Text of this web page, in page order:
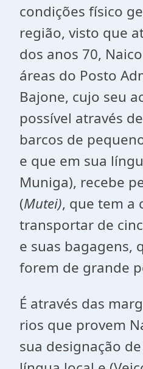
condições físico
região, visto que
dos anos 70,
áreas do Posto
Bajone, cujo seu
possível através
barcos de
e que em sua
Muniga), recebe
(Mutei), que tem a
transportar de
e suas bagagens,
forem de grande
É através das
rios que provem
sua designação